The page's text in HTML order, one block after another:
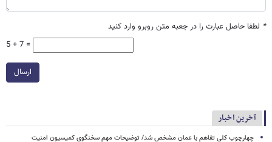
* لطفا حاصل عبارت را در جعبه متن روبرو وارد کنید
5 + 7 =
ارسال
آخرین اخبار
چهارچوب کلی تفاهم با عمان مشخص شد/ توضیحات مهم سخنگوی کمیسیون امنیت